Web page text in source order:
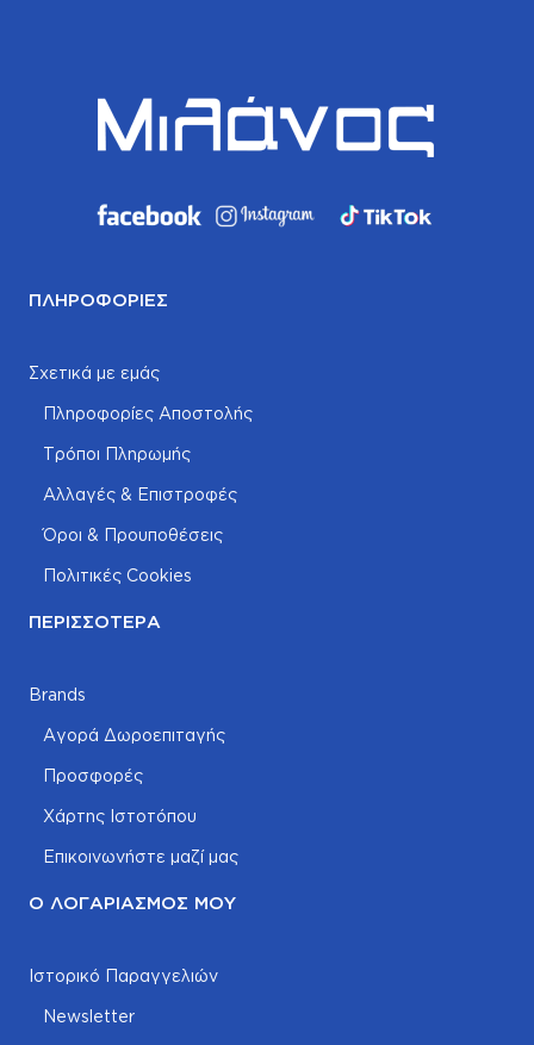
ΠΛΗΡΟΦΟΡΊΕΣ
Σχετικά με εμάς
Πληροφορίες Αποστολής
Τρόποι Πληρωμής
Αλλαγές & Επιστροφές
Όροι & Προυποθέσεις
Πολιτικές Cookies
ΠΕΡΙΣΣΌΤΕΡΑ
Brands
Αγορά Δωροεπιταγής
Προσφορές
Χάρτης Ιστοτόπου
Επικοινωνήστε μαζί μας
Ο ΛΟΓΑΡΙΑΣΜΌΣ ΜΟΥ
Ιστορικό Παραγγελιών
Newsletter